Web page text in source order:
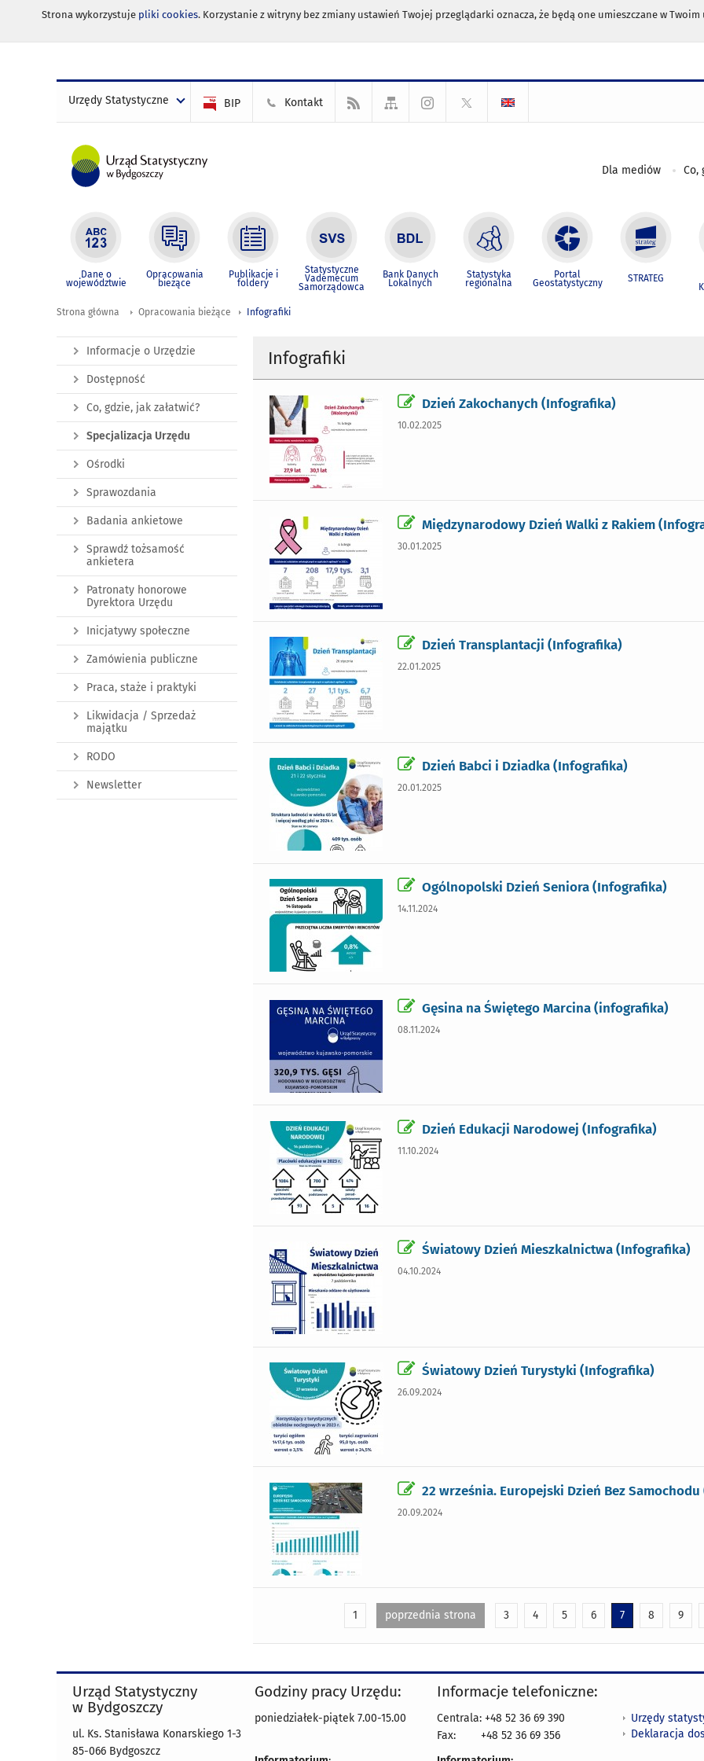
Strona wykorzystuje pliki cookies. Korzystanie z witryny bez zmiany ustawień Twojej przeglądarki oznacza, że będą one umieszczane w
Urzędy Statystyczne BIP Kontakt
Dla mediów Co,
Dane o
województwie
Opracowania
bieżące
Publikacje i
foldery
Statystyczne
Vademecum
Samorządowca
Bank Danych
Lokalnych
Statystyka
regionalna
Portal
Geostatystyczny STRATEG
Strona główna Opracowania bieżące Infografiki
Infografiki
Dzień Zakochanych (Infografika)
10.02.2025
Międzynarodowy Dzień Walki z Rakiem
30.01.2025
Dzień Transplantacji (Infografika)
22.01.2025
Dzień Babci i Dziadka (Infografika)
20.01.2025
Ogólnopolski Dzień Seniora (Infografika)
14.11.2024
Gęsina na Świętego Marcina (infografika)
08.11.2024
Dzień Edukacji Narodowej (Infografika)
11.10.2024
Światowy Dzień Mieszkalnictwa (Infografika)
04.10.2024
Światowy Dzień Turystyki (Infografika)
26.09.2024
22 września. Europejski Dzień Bez
20.09.2024
1 poprzednia strona 3 4 5 6 7 8 9
Informacje o Urzędzie
Dostępność
Co, gdzie, jak załatwić?
Specjalizacja Urzędu
Ośrodki
Sprawozdania
Badania ankietowe
Sprawdź tożsamość
ankietera
Patronaty honorowe
Dyrektora Urzędu
Inicjatywy społeczne
Zamówienia publiczne
Praca, staże i praktyki
Likwidacja / Sprzedaż
majątku
RODO
Newsletter
Urząd Statystyczny
w Bydgoszczy
ul. Ks. Stanisława Konarskiego 1-3
85-066 Bydgoszcz
Godziny pracy Urzędu:
poniedziałek-piątek 7.00-15.00
Informacje telefoniczne:
Centrala: +48 52 36 69 390
Fax:
+48 52 36 69 356
Urzędy
Deklaracja